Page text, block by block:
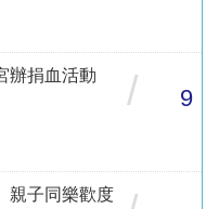
辦捐血活動
/ 9
親子同樂歡度